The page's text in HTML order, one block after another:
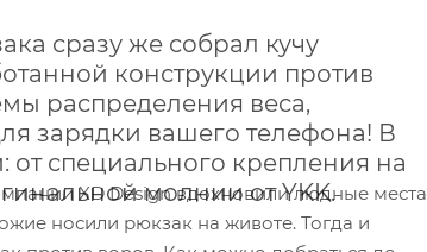
сразу же собрал кучу
конструкции против
распределения веса,
зарядки вашего телефона! В
специального крепления на
молнии от YKK.
XD Design вдохновили людные места
носили рюкзак на животе. Тогда и